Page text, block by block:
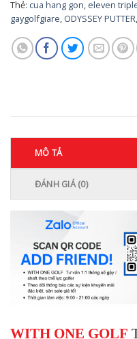
Thẻ: cua hang gon, eleven
gaygolfgiare, ODYSSEY PUTTER,
MÔ TẢ
ĐÁNH GIÁ (0)
WITH ONE GOLF